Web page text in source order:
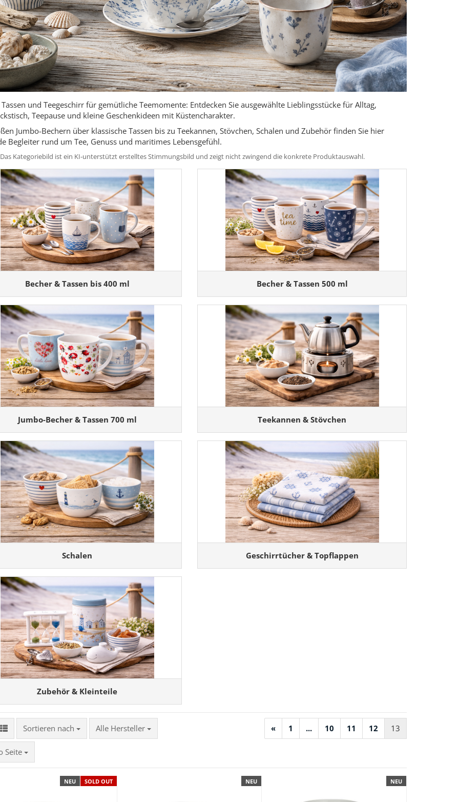
Tassen und Teegeschirr für gemütliche Teemomente: Entdecken Sie ausgewählte Lieblingsstücke für Alltag,
Teepause und kleine Geschenkideen mit Küstencharakter.
Jumbo-Bechern über klassische Tassen bis zu Teekannen, Stövchen, Schalen und Zubehör finden Sie hier
Begleiter rund um Tee, Genuss und maritimes Lebensgefühl.
Kategoriebild ist ein KI-unterstützt erstelltes Stimmungsbild und zeigt nicht zwingend die konkrete Produktauswahl.
Becher & Tassen bis 400 ml Becher & Tassen 500 ml
Jumbo-Becher & Tassen 700 ml Teekannen & Stövchen
Schalen Geschirrtücher & Topflappen
Zubehör & Kleinteile
Sortieren nach
Sortieren nach Alle Hersteller
Seite
« 1 ... 10 11 12 13
NEU SOLD OUT NEU NEU